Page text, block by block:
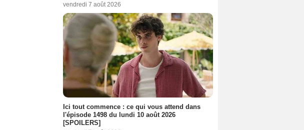
vendredi 7 août 2026
Ici tout commence : ce qui vous attend dans
l'épisode 1498 du lundi 10 août 2026
[SPOILERS]